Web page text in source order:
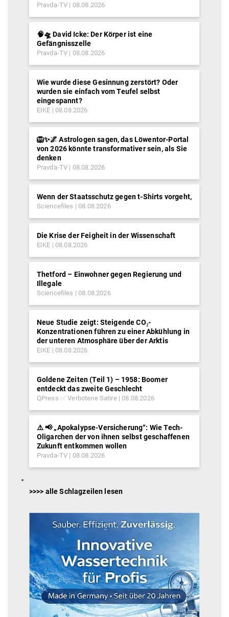
Pravda-TV 08.08.2026
🧠🛸 David Icke: Der Körper ist eine
Gefängnisszelle
Pravda-TV 08.08.2026
Wie wurde diese Gesinnung zerstört? Oder
wurden sie einfach vom Teufel selbst
eingespannt?
EIKE 08.08.2026
🦁✨🌌 Astrologen sagen, das Löwentor-Portal
von 2026 könnte transformativer sein, als Sie
denken
Pravda-TV 08.08.2026
Wenn der Staatsschutz gegen t-Shirts vorgeht,
Sciencefiles 08.08.2026
Die Krise der Feigheit in der Wissenschaft
EIKE 08.08.2026
Thetford – Einwohner gegen Regierung und
Illegale
Sciencefiles 08.08.2026
Neue Studie zeigt: Steigende CO₂-
Konzentrationen führen zu einer Abkühlung in
der unteren Atmosphäre über der Arktis
EIKE 08.08.2026
Goldene Zeiten (Teil 1) – 1958: Boomer
entdeckt das zweite Geschlecht
QPress ✅ Verbotene Satire 08.08.2026
⚠️ 📢 „Apokalypse-Versicherung“: Wie Tech-
Oligarchen der von ihnen selbst geschaffenen
Zukunft entkommen wollen
Pravda-TV 08.08.2026
>>>> alle Schlagzeilen lesen